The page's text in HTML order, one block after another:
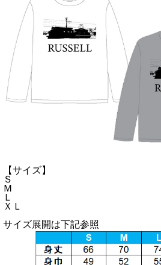
【サイズ】
Ｓ
Ｍ
Ｌ
ＸＬ
サイズ展開は下記参照